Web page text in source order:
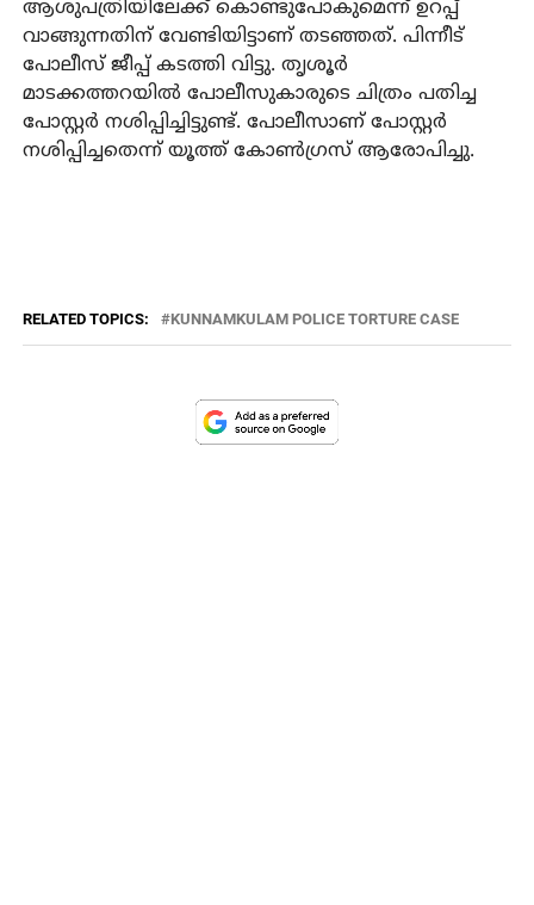
ആശുപത്രിയിലേക്ക് കൊണ്ടുപോകുമെന്ന് ഉറപ്പ്
വാങ്ങുന്നതിന് വേണ്ടിയിട്ടാണ് തടഞ്ഞത്. പിന്നീട്
പോലീസ് ജീപ്പ് കടത്തി വിട്ടു. തൃശൂര്‍
മാടക്കത്തറയില്‍ പോലീസുകാരുടെ ചിത്രം പതിച്ച
പോസ്റ്റര്‍ നശിപ്പിച്ചിട്ടുണ്ട്. പോലീസാണ് പോസ്റ്റര്‍
നശിപ്പിച്ചതെന്ന് യൂത്ത് കോണ്‍ഗ്രസ് ആരോപിച്ചു.
RELATED TOPICS: KUNNAMKULAM POLICE TORTURE CASE